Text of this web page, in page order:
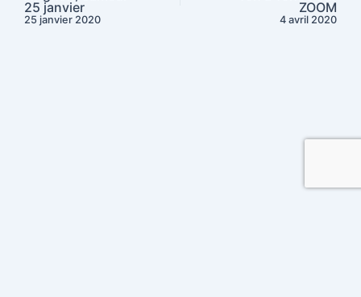
25 janvier
25 janvier 2020
ZOOM
4 avril 2020